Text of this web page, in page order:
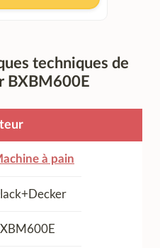
techniques de
BXBM600E
à pain